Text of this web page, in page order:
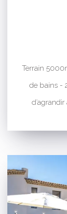
Terrain
de bains -